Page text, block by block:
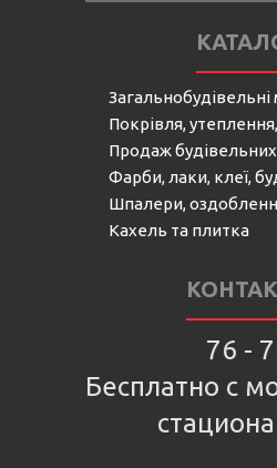
Загальнобудівельні
Покрівля,
Продаж будівельних
Фарби, лаки, клеї,
Шпалери,
Кахель та плитка
76 -
Бесплатно с